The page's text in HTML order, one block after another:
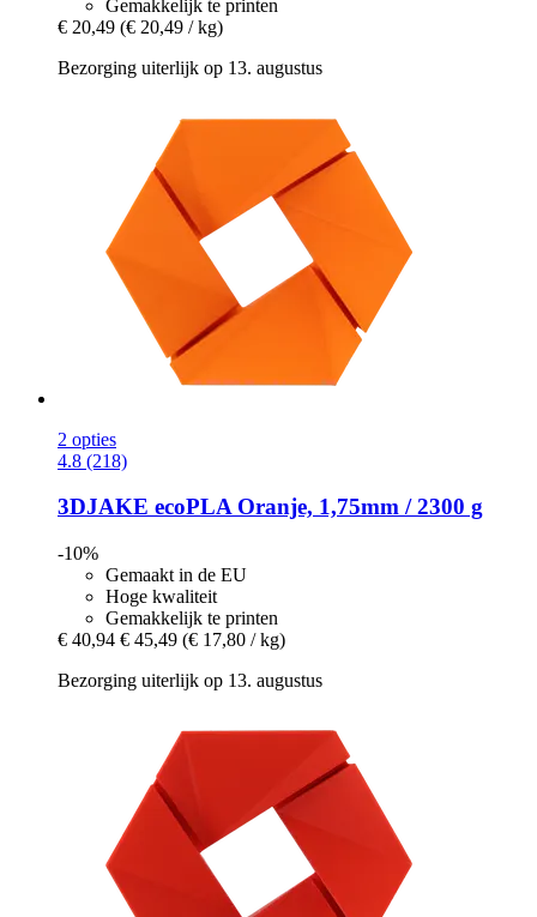
Gemakkelijk te printen
€ 20,49 (€ 20,49 / kg)
Bezorging uiterlijk op 13. augustus
2 opties
4.8 (218)
3DJAKE ecoPLA Oranje, 1,75mm / 2300 g
-10%
Gemaakt in de EU
Hoge kwaliteit
Gemakkelijk te printen
€ 40,94 € 45,49 (€ 17,80 / kg)
Bezorging uiterlijk op 13. augustus